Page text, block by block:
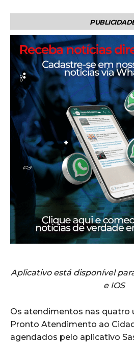
Aplicativo está disponível
e IOS
Os atendimentos nas quatro
Pronto Atendimento ao
agendados pelo aplicativo